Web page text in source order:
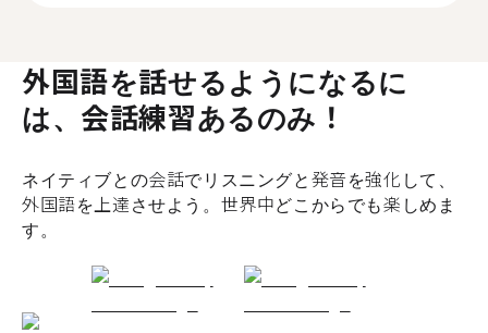
外国語を話せるようになるに
は、会話練習あるのみ！
ネイティブとの会話でリスニングと発音を強化して、
外国語を上達させよう。世界中どこからでも楽しめま
す。